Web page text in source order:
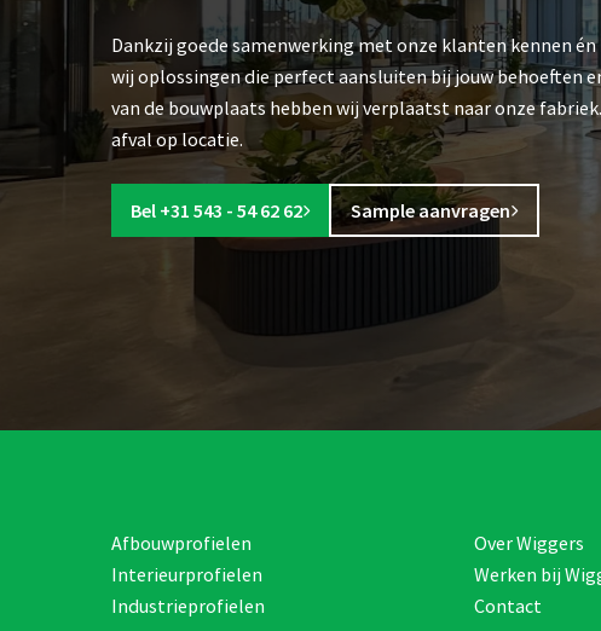
Dankzij goede samenwerking met onze klanten kennen
wij oplossingen die perfect aansluiten bij jouw behoeften
van de bouwplaats hebben wij verplaatst naar onze
afval op locatie.
Bel +31 543 - 54 62 62 Sample aanvragen
Afbouwprofielen
Interieurprofielen
Industrieprofielen
Over Wiggers
Werken bij
Contact